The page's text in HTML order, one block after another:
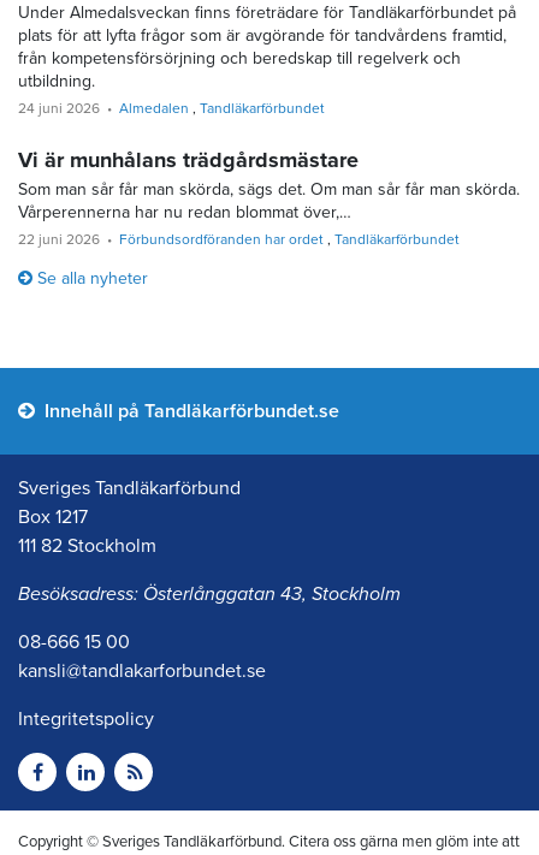
Under Almedalsveckan finns företrädare för Tandläkarförbundet på
plats för att lyfta frågor som är avgörande för tandvårdens framtid,
från kompetensförsörjning och beredskap till regelverk och
utbildning.
24 juni 2026 Almedalen Tandläkarförbundet
Vi är munhålans trädgårdsmästare
Som man sår får man skörda, sägs det. Om man sår får man skörda.
Vårperennerna har nu redan blommat över,…
22 juni 2026 Förbundsordföranden har ordet Tandläkarförbundet
Se alla nyheter
Innehåll på Tandläkarförbundet.se
Sveriges Tandläkarförbund
Box 1217
111 82 Stockholm
Besöksadress: Österlånggatan 43, Stockholm
08-666 15 00
kansli@tandlakarforbundet.se
Integritetspolicy
Copyright © Sveriges Tandläkarförbund. Citera oss gärna men glöm inte att